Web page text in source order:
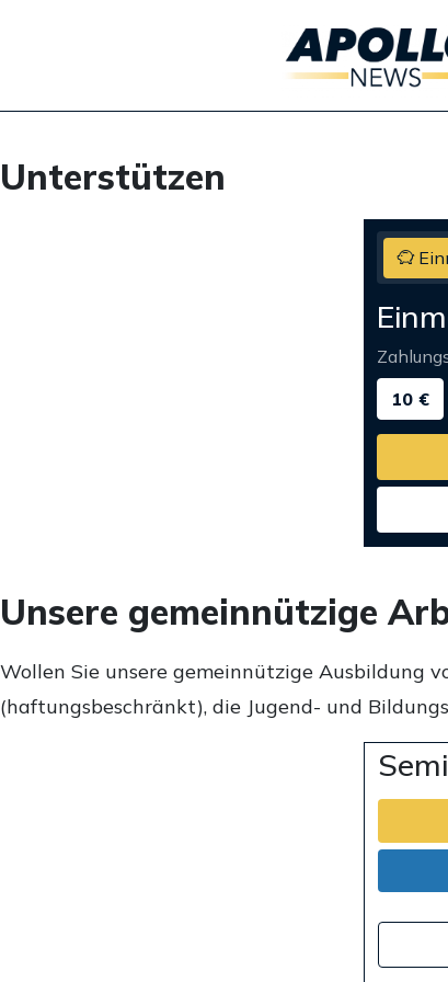
Unterstützen
10 €
Unsere gemeinnützige
Wollen Sie unsere gemeinnützige Ausbildung
(haftungsbeschränkt), die Jugend- und